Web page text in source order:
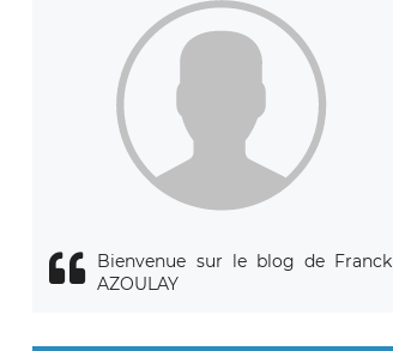
Bienvenue sur le blog de Franck
AZOULAY